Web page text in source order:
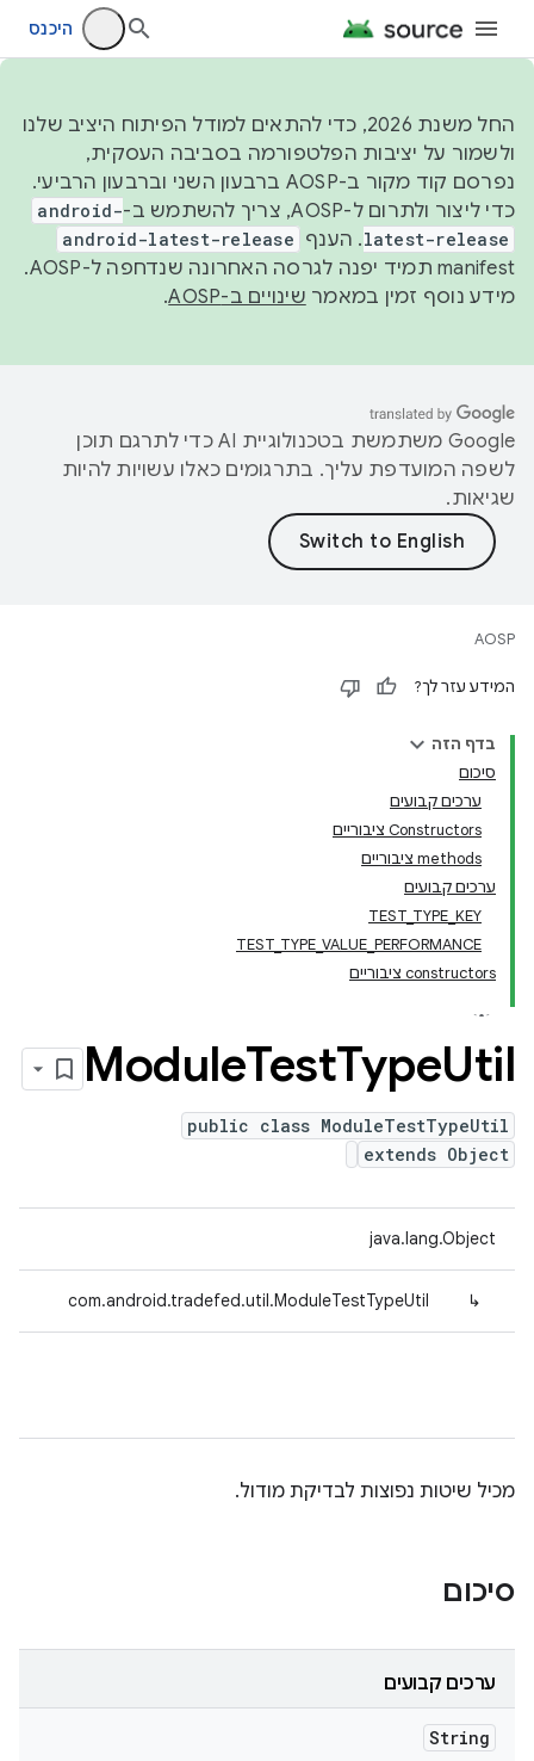
היכנס
החל משנת 2026, כדי להתאים למודל הפיתוח היציב שלנו
ולשמור על יציבות הפלטפורמה בסביבה העסקית,
נפרסם קוד מקור ב-AOSP ברבעון השני וברבעון הרביעי.
כדי ליצור ולתרום ל-AOSP, צריך להשתמש ב-
android-
latest-release. הענף android-latest-release
manifest תמיד יפנה לגרסה האחרונה שנדחפה ל-AOSP.
מידע נוסף זמין במאמר שינויים ב-AOSP .
‫Google משתמשת בטכנולוגיית AI כדי לתרגם תוכן
לשפה המועדפת עליך. בתרגומים כאלו עשויות להיות
שגיאות.
AOSP
המידע עזר לך?
בדף הזה
סיכום
ערכים קבועים
‫Constructors ציבוריים
‫methods ציבוריים
ערכים קבועים
TEST_TYPE_KEY
TEST_TYPE_VALUE_PERFORMANCE
‫constructors ציבוריים
ModuleTestTypeUtil
public class ModuleTestTypeUtil
extends Object
java.lang.Object
↳
com.android.tradefed.util.ModuleTestTypeUtil
מכיל שיטות נפוצות לבדיקת מודול.
סיכום
ערכים קבועים
String